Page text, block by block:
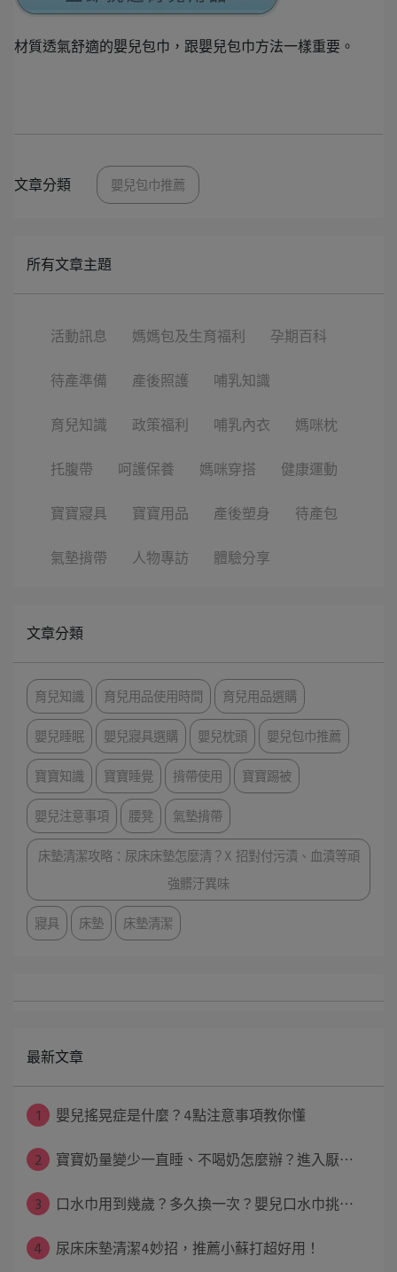
材質透氣舒適的嬰兒包巾，跟嬰兒包巾方法一樣重要。
文章分類 嬰兒包巾推薦
所有文章主題
活動訊息 媽媽包及生育福利 孕期百科
待產準備 產後照護 哺乳知識
育兒知識 政策福利 哺乳內衣 媽咪枕
托腹帶 呵護保養 媽咪穿搭 健康運動
寶寶寢具 寶寶用品 產後塑身 待產包
氣墊揹帶 人物專訪 體驗分享
文章分類
育兒知識 育兒用品使用時間 育兒用品選購
嬰兒睡眠 嬰兒寢具選購 嬰兒枕頭 嬰兒包巾推薦
寶寶知識 寶寶睡覺 揹帶使用 寶寶踢被
嬰兒注意事項 腰凳 氣墊揹帶
床墊清潔攻略：尿床床墊怎麼清？X 招對付污漬、血漬等頑
強髒汙異味
寢具 床墊 床墊清潔
最新文章
1 嬰兒搖晃症是什麼？4點注意事項教你懂
2 寶寶奶量變少一直睡、不喝奶怎麼辦？進入厭⋯
3 口水巾用到幾歲？多久換一次？嬰兒口水巾挑⋯
4 尿床床墊清潔4妙招，推薦小蘇打超好用！